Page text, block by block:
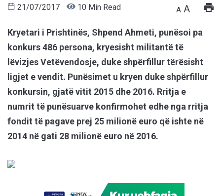
21/07/2017 10 Min Read A A
Kryetari i Prishtinës, Shpend Ahmeti, punësoi pa
konkurs 486 persona, kryesisht militantë të
lëvizjes Vetëvendosje, duke shpërfillur tërësisht
ligjet e vendit. Punësimet u kryen duke shpërfillur
konkursin, gjatë vitit 2015 dhe 2016. Rritja e
numrit të punësuarve konfirmohet edhe nga rritja
fondit të pagave prej 25 milionë euro që ishte në
2014 në gati 28 milionë euro në 2016.